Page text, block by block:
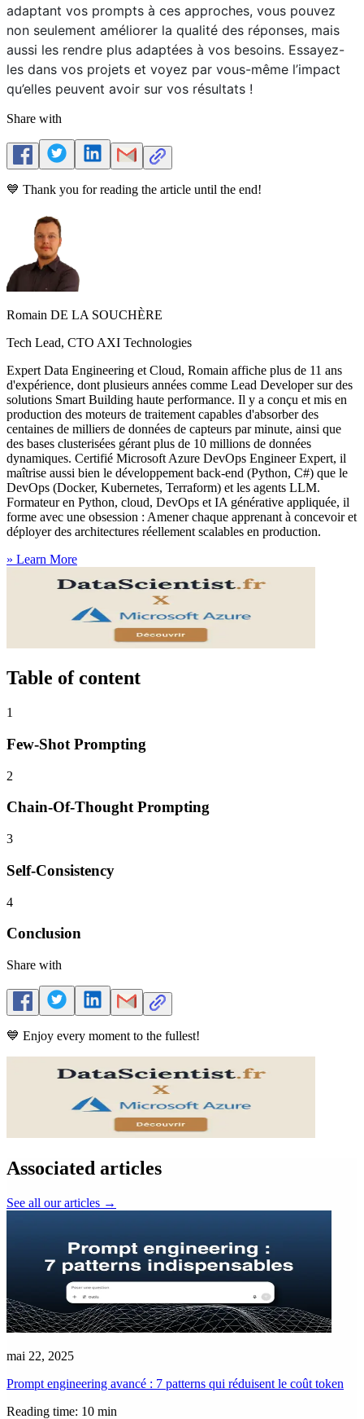
adaptant vos prompts à ces approches, vous pouvez
non seulement améliorer la qualité des réponses, mais
aussi les rendre plus adaptées à vos besoins. Essayez-
les dans vos projets et voyez par vous-même l’impact
qu’elles peuvent avoir sur vos résultats !
Share with
💙 Thank you for reading the article until the end!
Romain DE LA SOUCHÈRE
Tech Lead, CTO AXI Technologies
Expert Data Engineering et Cloud, Romain affiche plus de 11 ans
d'expérience, dont plusieurs années comme Lead Developer sur des
solutions Smart Building haute performance. Il y a conçu et mis en
production des moteurs de traitement capables d'absorber des
centaines de milliers de données de capteurs par minute, ainsi que
des bases clusterisées gérant plus de 10 millions de données
dynamiques. Certifié Microsoft Azure DevOps Engineer Expert, il
maîtrise aussi bien le développement back-end (Python, C#) que le
DevOps (Docker, Kubernetes, Terraform) et les agents LLM.
Formateur en Python, cloud, DevOps et IA générative appliquée, il
forme avec une obsession : Amener chaque apprenant à concevoir et
déployer des architectures réellement scalables en production.
» Learn More
Table of content
1
Few-Shot Prompting
2
Chain-Of-Thought Prompting
3
Self-Consistency
4
Conclusion
Share with
💙 Enjoy every moment to the fullest!
Associated articles
See all our articles →
mai 22, 2025
Prompt engineering avancé : 7 patterns qui réduisent le coût token
Reading time: 10 min